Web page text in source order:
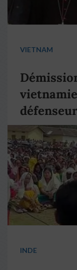
VIETNAM
pape
INDE